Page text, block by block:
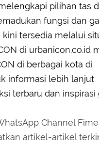
pilihan tas
fungsi dan
tersedia melalui
di urbanicon.co.id
di berbagai kota di
informasi lebih lanjut
terbaru dan inspirasi
Channel
artikel-artikel